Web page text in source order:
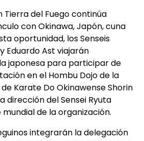
Tierra del Fuego continúa
con Okinawa, Japón, cuna
oportunidad, los Senseis
Eduardo Ast viajarán
japonesa para participar de
en el Hombu Dojo de la
Karate Do Okinawense Shorin
dirección del Sensei Ryuta
de la organización.
integrarán la delegación